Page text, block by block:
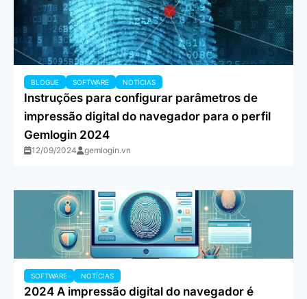
BLOGUE SOFTWARE NOTÍCIAS
Instruções para configurar parâmetros de
impressão digital do navegador para o perfil
Gemlogin 2024
12/09/2024 gemlogin.vn
SOFTWARE NOTÍCIAS
2024 A impressão digital do navegador é